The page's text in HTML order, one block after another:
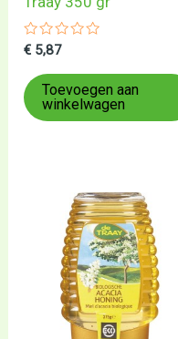
Gewaardeerd
uit
5
€ 5,87
Toevoegen aan
winkelwagen